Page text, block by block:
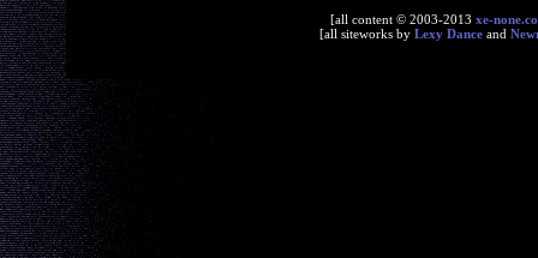
[all content © 2003-2013 xe-
[all siteworks by Lexy Danceand